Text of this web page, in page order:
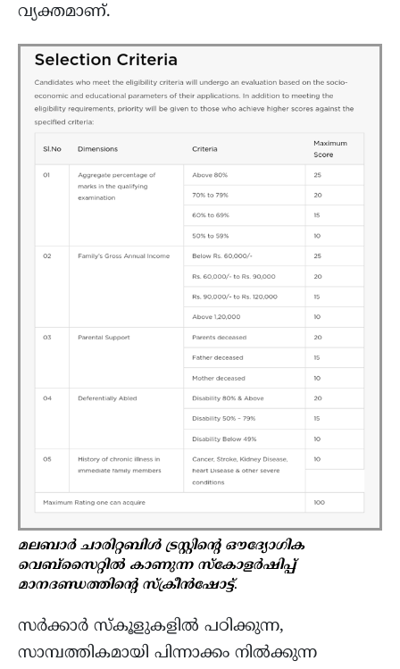
വ്യക്തമാണ്.
മലബാർ ചാരിറ്റബിൾ ട്രസ്റ്റിന്റെ ഔദ്യോഗിക
വെബ്സൈറ്റിൽ കാണുന്ന സ്‌കോളർഷിപ്പ്
മാനദണ്ഡത്തിന്റെ സ്ക്രീൻഷോട്ട്.
സർക്കാർ സ്‌കൂളുകളില്‍ പഠിക്കുന്ന,
സാമ്പത്തികമായി പിന്നാക്കം നിൽക്കുന്ന